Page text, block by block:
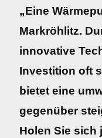
„Eine
Markröhlitz.
innovative
Investition oft
bietet eine
gegenüber
Holen Sie sich